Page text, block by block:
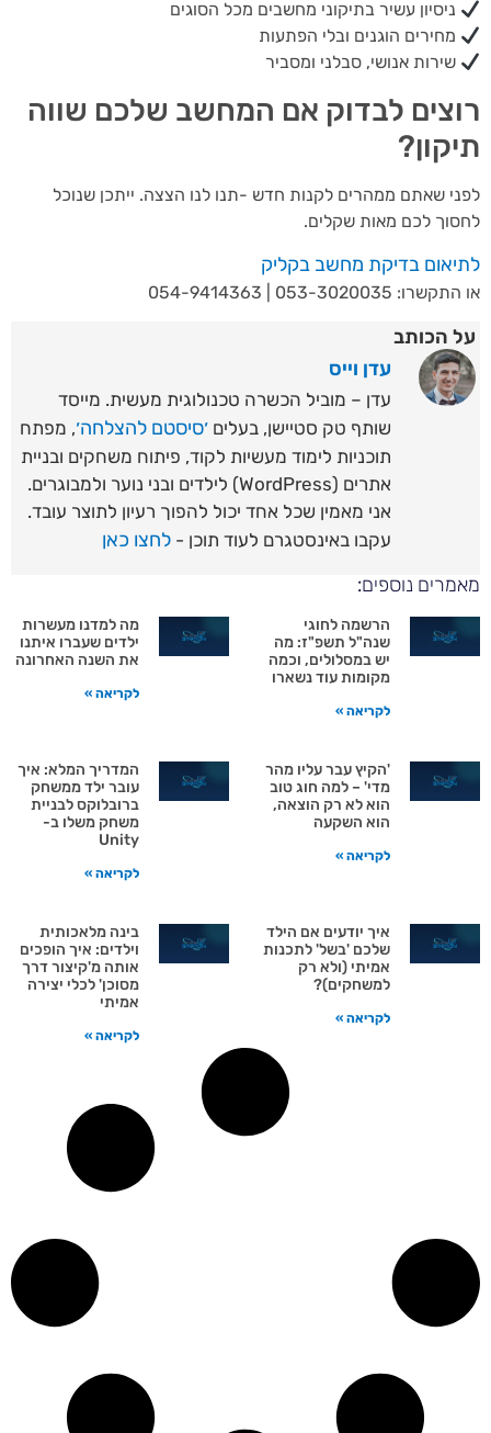
ניסיון עשיר בתיקוני מחשבים מכל הסוגים
מחירים הוגנים ובלי הפתעות
שירות אנושי, סבלני ומסביר
לבדוק אם המחשב שלכם שווה
שאתם ממהרים לקנות חדש -תנו לנו הצצה. ייתכן שנוכל
לכם מאות שקלים.
בדיקת מחשב בקליק
053-3020035 | 054-9414363
הכותב
עדן וייס
עדן – מוביל הכשרה טכנולוגית מעשית. מייסד
שותף טק סטיישן, בעלים׳סיסטם להצלחה׳, מפתח
תוכניות לימוד מעשיות לקוד, פיתוח משחקים ובניית
אתרים (WordPress) לילדים ובני נוער ולמבוגרים.
אני מאמין שכל אחד יכול להפוך רעיון לתוצר עובד.
עקבו באינסטגרם לעוד תוכן -לחצו כאן
נוספים:
הרשמה לחוגי
שנה"ל תשפ"ז: מה
יש במסלולים, וכמה
מקומות עוד נשארו
לקריאה »
מה למדנו מעשרות
ילדים שעברו איתנו
את השנה האחרונה
לקריאה »
'הקיץ עבר עליו מהר
מדי' – למה חוג טוב
הוא לא רק הוצאה,
הוא השקעה
לקריאה »
המדריך המלא: איך
עובר ילד ממשחק
ברובלוקס לבניית
משחק משלו ב-
Unity
לקריאה »
איך יודעים אם הילד
שלכם 'בשל' לתכנות
אמיתי (ולא רק
למשחקים)?
לקריאה »
בינה מלאכותית
וילדים: איך הופכים
אותה מ'קיצור דרך
מסוכן' לכלי יצירה
אמיתי
לקריאה »